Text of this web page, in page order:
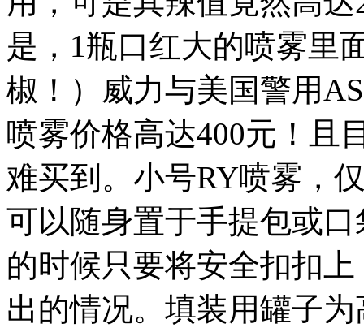
是，1瓶口红大的喷雾里
椒！）威力与美国警用
喷雾价格高达400元！且
难买到。小号RY喷雾，
可以随身置于手提包或
的时候只要将安全扣扣
出的情况。填装用罐子